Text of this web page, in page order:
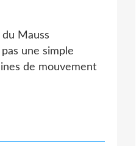
Mauss
une simple
de mouvement